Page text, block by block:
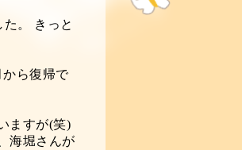
。
。 きっと
ます。
た。
復帰で
した。
が(笑)
が